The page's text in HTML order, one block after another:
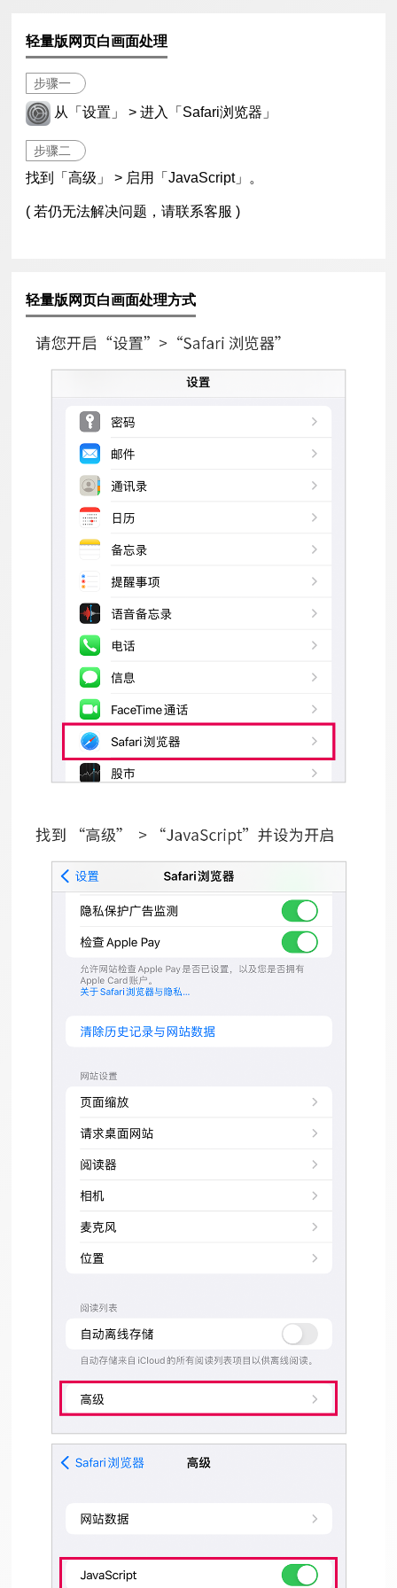
轻量版网页白画面处理
步骤一
从「设置」 > 进入「Safari浏览器」
步骤二
找到「高级」 > 启用「JavaScript」。
( 若仍无法解决问题，请联系客服 )
轻量版网页白画面处理方式